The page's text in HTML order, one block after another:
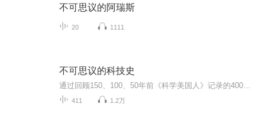
不可思议的阿瑞斯
20 1111
不可思议的科技史
411 1.2万